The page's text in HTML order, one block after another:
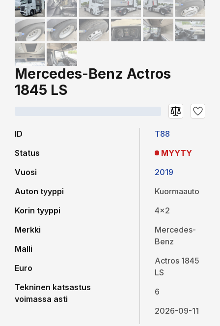
Mercedes-Benz Actros
1845 LS
ID
Status
Vuosi
Auton tyyppi
Korin tyyppi
Merkki
Malli
Euro
Tekninen katsastus
voimassa asti
T88
MYYTY
2019
Kuormaauto
4x2
Mercedes-
Benz
Actros 1845
LS
6
2026-09-11